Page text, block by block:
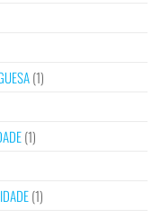
(1)
(1)
(1)